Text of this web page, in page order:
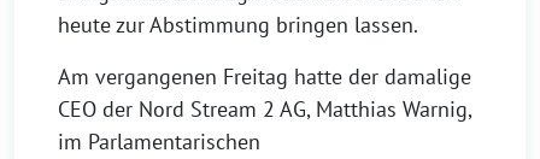
heute zur Abstimmung bringen lassen.
Am vergangenen Freitag hatte der damalige
CEO der Nord Stream 2 AG, Matthias Warnig,
im Parlamentarischen